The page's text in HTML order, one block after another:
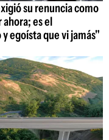
su renuncia como
ahora; es el
egoísta que vi jamás"